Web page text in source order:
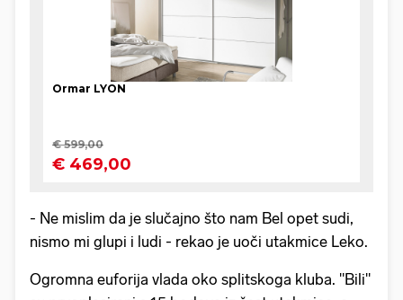
- Ne mislim da je slučajno što nam Bel opet sudi,
nismo mi glupi i ludi - rekao je uoči utakmice Leko.
Ogromna euforija vlada oko splitskoga kluba. "Bili"